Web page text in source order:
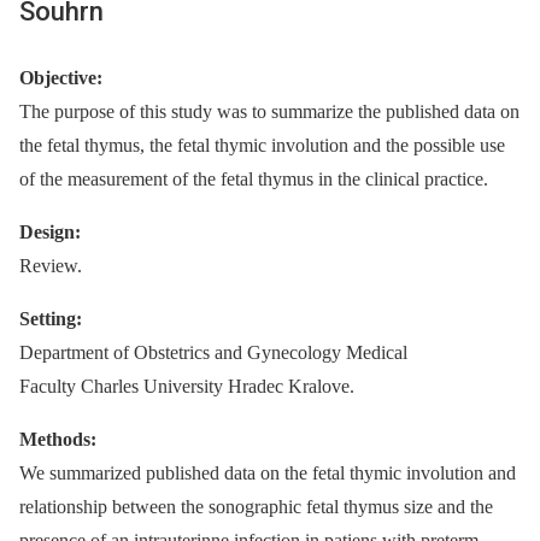
Souhrn
Objective:
The purpose of this study was to summarize the published data on
the fetal thymus, the fetal thymic involution and the possible use
of the measurement of the fetal thymus in the clinical practice.
Design:
Review.
Setting:
Department of Obstetrics and Gynecology Medical
Faculty Charles University Hradec Kralove.
Methods:
We summarized published data on the fetal thymic involution and
relationship between the sonographic fetal thymus size and the